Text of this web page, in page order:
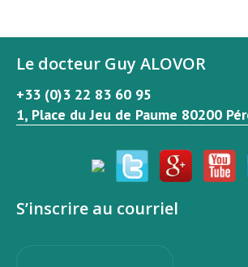
Le docteur Guy ALOVOR
+33 (0)3 22 83 60 95
1, Place du Jeu de Paume 80200
S’inscrire au courriel